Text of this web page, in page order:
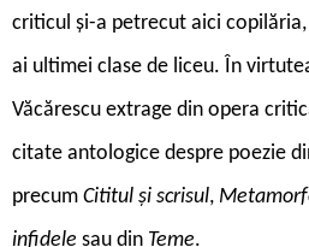
criticul și-a petrecut aici
ai ultimei clase de liceu. În
Văcărescu extrage din opera
citate antologice despre poezie
precum Cititul și scrisul,
infidele sau din Teme.